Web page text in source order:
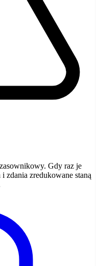
Gdy raz je
zdania zredukowane staną